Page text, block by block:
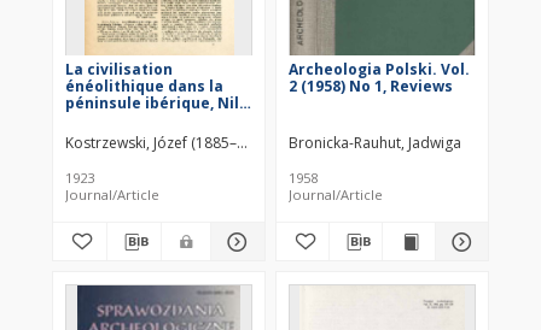
La civilisation
énéolithique dans la
péninsule ibérique, Nils
[recenzja]
Kostrzewski, Józef (1885–1969)
1923
Journal/Article
Archeologia Polski. Vol.
2 (1958) No 1, Reviews
Bronicka-Rauhut, Jadwiga
1958
Journal/Article